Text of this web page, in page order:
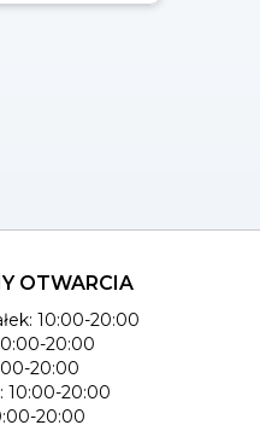
OTWARCIA
10:00-20:00
20:00
20:00
10:00-20:00
20:00